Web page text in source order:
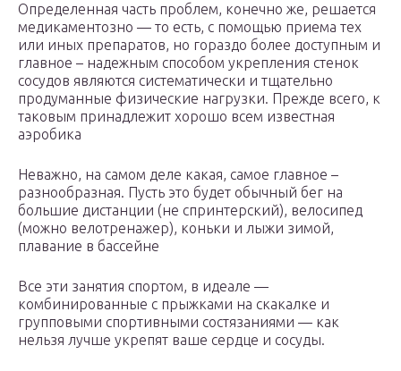
Определенная часть проблем, конечно же, решается
медикаментозно — то есть, с помощью приема тех
или иных препаратов, но гораздо более доступным и
главное – надежным способом укрепления стенок
сосудов являются систематически и тщательно
продуманные физические нагрузки. Прежде всего, к
таковым принадлежит хорошо всем известная
аэробика
Неважно, на самом деле какая, самое главное –
разнообразная. Пусть это будет обычный бег на
большие дистанции (не спринтерский), велосипед
(можно велотренажер), коньки и лыжи зимой,
плавание в бассейне
Все эти занятия спортом, в идеале —
комбинированные с прыжками на скакалке и
групповыми спортивными состязаниями — как
нельзя лучше укрепят ваше сердце и сосуды.